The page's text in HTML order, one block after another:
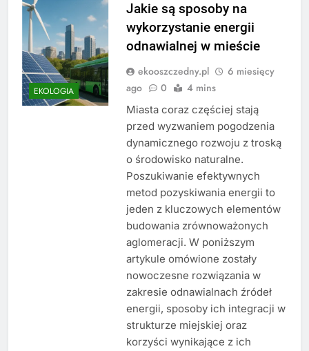
EKOLOGIA
Jakie są sposoby na
wykorzystanie energii
odnawialnej w mieście
ekooszczedny.pl
6 miesięcy
ago
0 4 mins
Miasta coraz częściej stają
przed wyzwaniem pogodzenia
dynamicznego rozwoju z troską
o środowisko naturalne.
Poszukiwanie efektywnych
metod pozyskiwania energii to
jeden z kluczowych elementów
budowania zrównoważonych
aglomeracji. W poniższym
artykule omówione zostały
nowoczesne rozwiązania w
zakresie odnawialnach źródeł
energii, sposoby ich integracji w
strukturze miejskiej oraz
korzyści wynikające z ich